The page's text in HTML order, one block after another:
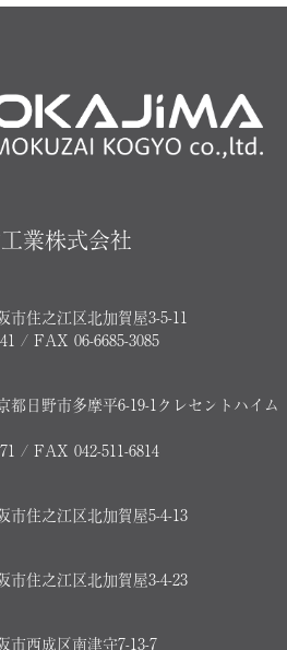
業株式会社
市住之江区北加賀屋3-5-11
/ FAX 06-6685-3085
都日野市多摩平6-19-1クレセントハイム
/ FAX 042-511-6814
市住之江区北加賀屋5-4-13
市住之江区北加賀屋3-4-23
市西成区南津守7-13-7